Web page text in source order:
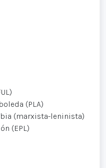
(PLA)
(marxista-leninista)
(EPL)